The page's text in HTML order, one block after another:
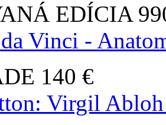
EDÍCIA
Vinci -
140 €
Virgil